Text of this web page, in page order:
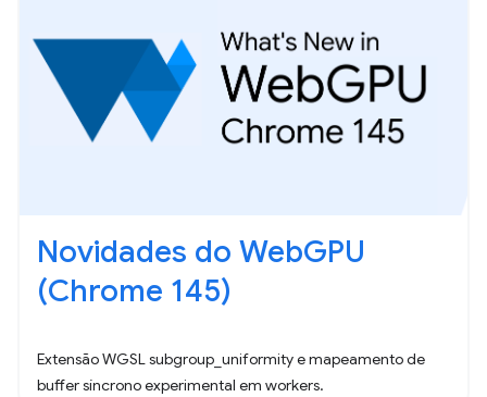
Novidades do WebGPU
(Chrome 145)
Extensão WGSL subgroup_uniformity e mapeamento de
buffer síncrono experimental em workers.